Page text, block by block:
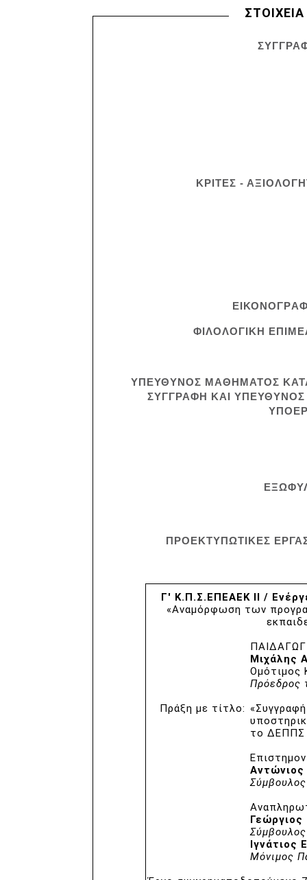
ΚΡΙΤΕΣ -
ΦΙΛΟΛΟΓΙΚΗ
ΥΠΕΥΘΥΝΟΣ ΜΑΘΗΜΑΤΟΣ
ΣΥΓΓΡΑΦΗ ΚΑΙ
ΠΡΟΕΚΤΥΠΩΤΙΚΕΣ
Γ' Κ.Π.Σ.ΕΠΕΑΕΚ ΙΙ /
«Αναμόρφωση των
Μιχάλης
Ομότιμος
Πρόεδρος
Πράξη με τίτλο:
το ΔΕΠΠΣ
Ιγνάτιος
Μόνιμος